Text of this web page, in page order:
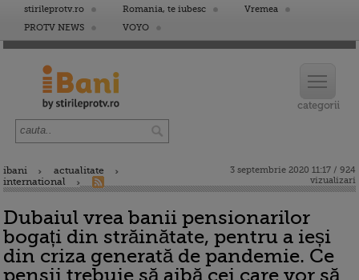
stirileprotv.ro Romania, te iubesc
Vremea
PROTV NEWS
VOYO
ibani
actualitate
international
3 septembrie 2020 11:17 / 924
vizualizari
Dubaiul vrea banii pensionarilor
bogați din străinătate, pentru a ieși
din criza generată de pandemie. Ce
pensii trebuie să aibă cei care vor să